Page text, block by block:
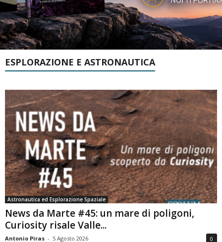
ESPLORAZIONE E ASTRONAUTICA
Astronautica ed Esplorazione Spaziale
News da Marte #45: un mare di poligoni,
Curiosity risale Valle...
Antonio Piras - 5 Agosto 2026 0